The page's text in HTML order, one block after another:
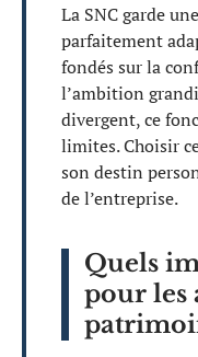
La SNC garde
parfaitement
fondés sur la
l’ambition
divergent, ce
limites. Choisir
son destin
de l’entreprise.
Quels
pour les